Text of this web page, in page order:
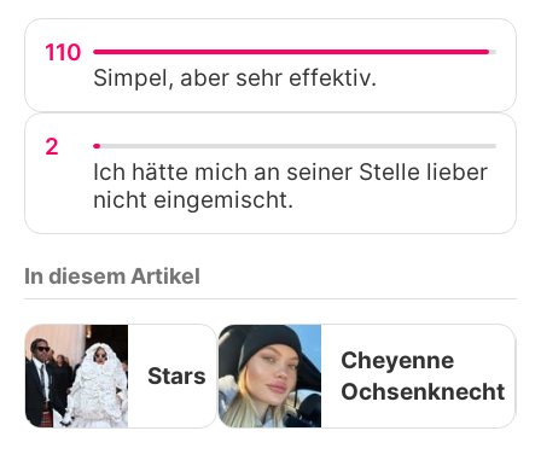
110
Simpel, aber sehr effektiv.
2
Ich hätte mich an seiner Stelle lieber
nicht eingemischt.
In diesem Artikel
Stars
Cheyenne
Ochsenknecht